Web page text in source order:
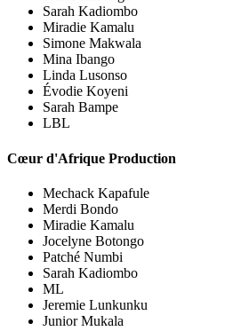
Sarah Kadiombo
Miradie Kamalu
Simone Makwala
Mina Ibango
Linda Lusonso
Évodie Koyeni
Sarah Bampe
LBL
Cœur d'Afrique Production
Mechack Kapafule
Merdi Bondo
Miradie Kamalu
Jocelyne Botongo
Patché Numbi
Sarah Kadiombo
ML
Jeremie Lunkunku
Junior Mukala